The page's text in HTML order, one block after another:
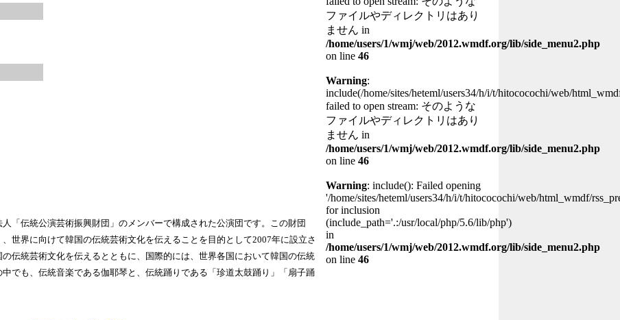
「伝統公演芸術振興財団」のメンバーで構成された公演団です。この財団
世界に向けて韓国の伝統芸術文化を伝えることを目的として2007年に設立さ
伝統芸術文化を伝えるとともに、国際的には、世界各国において韓国の伝統
でも、伝統音楽である伽耶琴と、伝統踊りである「珍道太鼓踊り」「扇子踊
ファイルやディレクトリはあり
ません in
/home/users/1/wmj/web/2012.wmdf.org/lib/side_menu2.php
on line 46
Warning:
include(/home/sites/heteml/users34/h/i/t/hitococochi/web/
failed to open stream: そのような
ファイルやディレクトリはあり
ません in
/home/users/1/wmj/web/2012.wmdf.org/lib/side_menu2.php
on line 46
Warning: include(): Failed opening
'/home/sites/heteml/users34/h/i/t/hitococochi/web/html_wmdf/
for inclusion
(include_path='.:/usr/local/php/5.6/lib/php')
in
/home/users/1/wmj/web/2012.wmdf.org/lib/side_menu2.php
on line 46